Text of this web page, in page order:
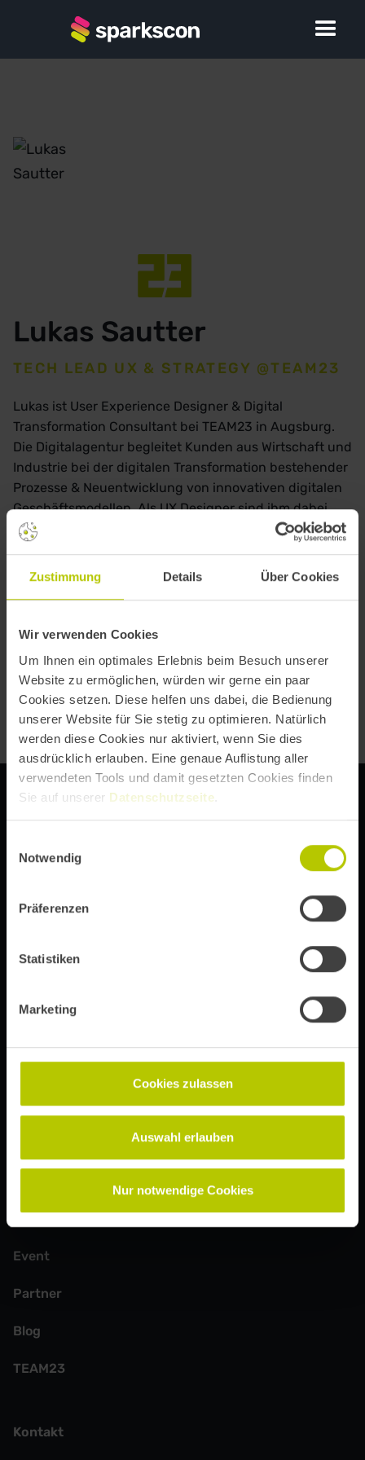
Zustimmung Details Über Cookies
Wir verwenden Cookies
Um Ihnen ein optimales Erlebnis beim Besuch unserer
Website zu ermöglichen, würden wir gerne ein paar
Cookies setzen. Diese helfen uns dabei, die Bedienung
unserer Website für Sie stetig zu optimieren. Natürlich
werden diese Cookies nur aktiviert, wenn Sie dies
ausdrücklich erlauben. Eine genaue Auflistung aller
verwendeten Tools und damit gesetzten Cookies finden
Sie auf unserer Datenschutzseite
Notwendig
Präferenzen
Statistiken
Marketing
Cookies zulassen
Auswahl erlauben
Nur notwendige Cookies
Lukas Sautter
TECH LEAD UX & STRATEGY @TEAM23
Lukas ist User Experience Designer & Digital
Transformation Consultant bei TEAM23 in Augsburg.
Die Digitalagentur begleitet Kunden aus Wirtschaft und
Industrie bei der digitalen Transformation bestehender
Prozesse & Neuentwicklung von innovativen digitalen
Geschäftsmodellen. Als UX Designer sind ihm dabei
nutzerzentrierte Erlebnisse ebenso wichtig, wie der ROI
grafischen Benutzeroberflächen, setzt sich Lukas auch
intensiv mit zukunftsorientierten Schnittstellen, wie
DIE DIGITAL EXPERIENCE CONFERENCE VON
Updates, Ticketinfos und Speaker-Ankündigungen auf
Anmelden
unsererDatenschutzerklärungeinverstanden.
Weitere Seiten
Speaker:innen
Event
Partner
Blog
TEAM23
Kontakt